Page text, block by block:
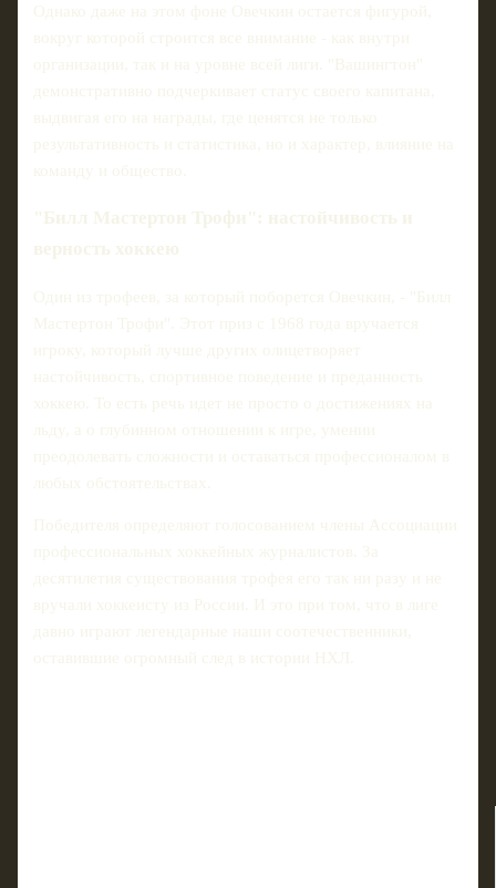
Однако даже на этом фоне Овечкин остается фигурой,
вокруг которой строится все внимание - как внутри
организации, так и на уровне всей лиги. "Вашингтон"
демонстративно подчеркивает статус своего капитана,
выдвигая его на награды, где ценятся не только
результативность и статистика, но и характер, влияние на
команду и общество.
"Билл Мастертон Трофи": настойчивость и
верность хоккею
Один из трофеев, за который поборется Овечкин, - "Билл
Мастертон Трофи". Этот приз с 1968 года вручается
игроку, который лучше других олицетворяет
настойчивость, спортивное поведение и преданность
хоккею. То есть речь идет не просто о достижениях на
льду, а о глубинном отношении к игре, умении
преодолевать сложности и оставаться профессионалом в
любых обстоятельствах.
Победителя определяют голосованием члены Ассоциации
профессиональных хоккейных журналистов. За
десятилетия существования трофея его так ни разу и не
вручали хоккеисту из России. И это при том, что в лиге
давно играют легендарные наши соотечественники,
оставившие огромный след в истории НХЛ.